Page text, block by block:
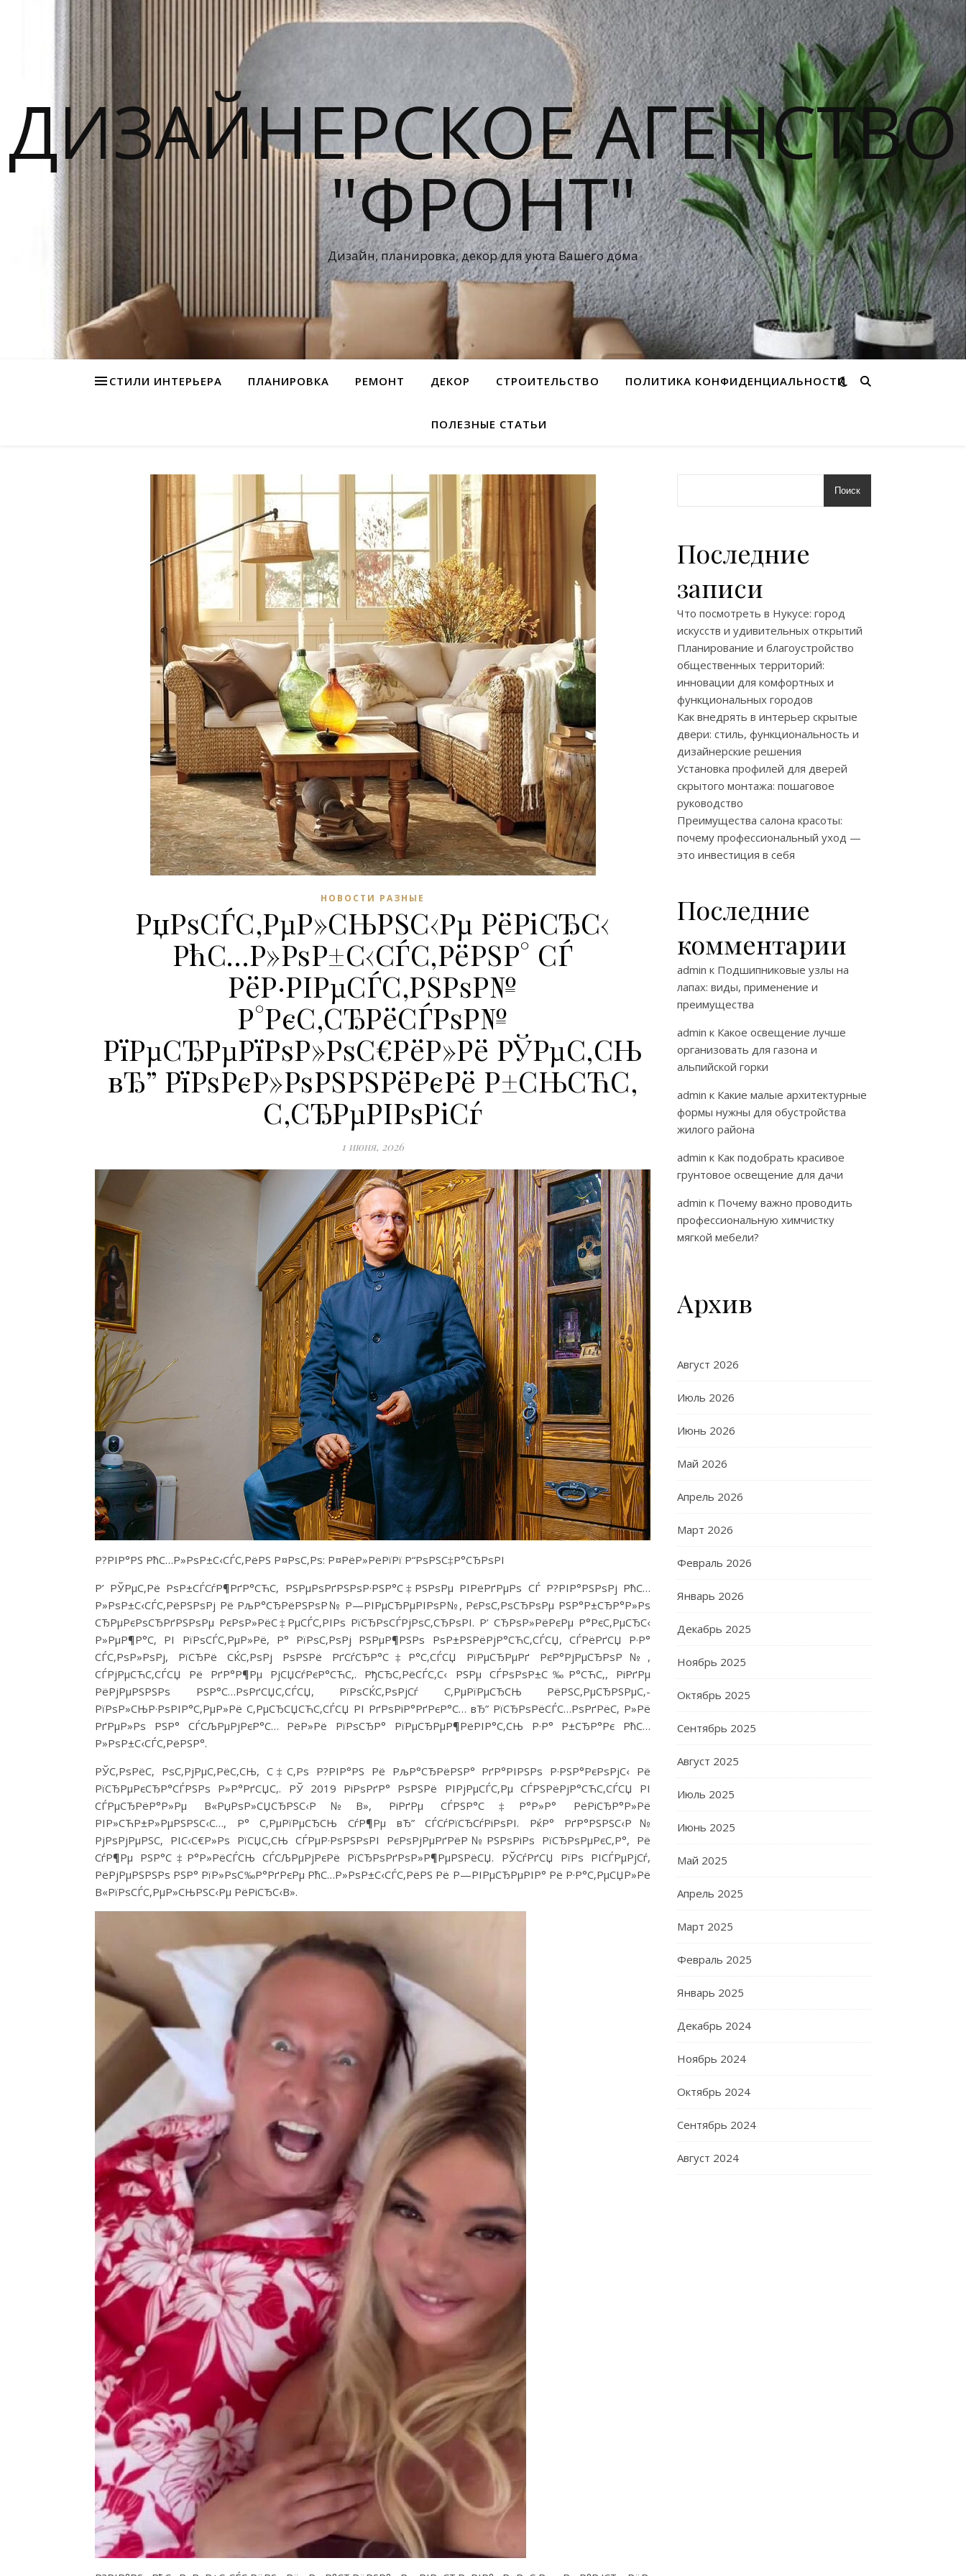
ДИЗАЙНЕРСКОЕ АГЕНСТВО
"ФРОНТ"
Дизайн, планировка, декор для уюта Вашего дома
СТИЛИ ИНТЕРЬЕРА ПЛАНИРОВКА РЕМОНТ ДЕКОР СТРОИТЕЛЬСТВО ПОЛИТИКА КОНФИДЕНЦИАЛЬНОСТИ
ПОЛЕЗНЫЕ СТАТЬИ
НОВОСТИ РАЗНЫЕ
РџРѕСЃС‚РµР»СЊРЅС‹Рµ РёРіСЂС‹
РћС…Р»РѕР±С‹СЃС‚РёРЅР° СЃ
РёР·РІРµСЃС‚РЅРѕР№
Р°РєС‚СЂРёСЃРѕР№
РїРµСЂРµРїРѕР»РѕС€РёР»Рё РЎРµС‚СЊ
вЂ” РїРѕРєР»РѕРЅРЅРёРєРё Р±СЊСЋС‚
С‚СЂРµРІРѕРіСѓ
1 июня, 2026
Р?РІР°РЅ РћС…Р»РѕР±С‹СЃС‚РёРЅ Р¤РѕС‚Рѕ: Р¤РёР»РёРїРї Р“РѕРЅС‡Р°СЂРѕРІ
Р’ РЎРµС‚Рё РѕР±СЃСѓР¶РґР°СЋС‚ РЅРµРѕРґРЅРѕР·РЅР°С‡РЅРѕРµ РІРёРґРµРѕ СЃ Р?РІР°РЅРѕРј РћС…
Р»РѕР±С‹СЃС‚РёРЅРѕРј Рё РљР°СЂРёРЅРѕР№ Р—РІРµСЂРµРІРѕР№, РєРѕС‚РѕСЂРѕРµ РЅР°Р±СЂР°Р»Рѕ
СЂРµРєРѕСЂРґРЅРѕРµ РєРѕР»РёС‡РµСЃС‚РІРѕ РїСЂРѕСЃРјРѕС‚СЂРѕРІ. Р’ СЂРѕР»РёРєРµ Р°РєС‚РµСЂС‹
Р»РµР¶Р°С‚ РІ РїРѕСЃС‚РµР»Рё, Р° РїРѕС‚РѕРј РЅРµР¶РЅРѕ РѕР±РЅРёРјР°СЋС‚СЃСЏ, СЃРёРґСЏ Р·Р°
СЃС‚РѕР»РѕРј, РїСЂРё СЌС‚РѕРј РѕРЅРё РґСѓСЂР°С‡Р°С‚СЃСЏ РїРµСЂРµРґ РєР°РјРµСЂРѕР№,
СЃРјРµСЋС‚СЃСЏ Рё РґР°Р¶Рµ РјСЏСѓРєР°СЋС‚. РђСЂС‚РёСЃС‚С‹ РЅРµ СЃРѕРѕР±С‰Р°СЋС‚, РіРґРµ
РёРјРµРЅРЅРѕ РЅР°С…РѕРґСЏС‚СЃСЏ, РїРѕСЌС‚РѕРјСѓ С‚РµРїРµСЂСЊ РёРЅС‚РµСЂРЅРµС‚-
РїРѕР»СЊР·РѕРІР°С‚РµР»Рё С‚РµСЂСЏСЋС‚СЃСЏ РІ РґРѕРіР°РґРєР°С… вЂ” РїСЂРѕРёСЃС…РѕРґРёС‚ Р»Рё
РґРµР»Рѕ РЅР° СЃСЉРµРјРєР°С… РёР»Рё РїРѕСЂР° РїРµСЂРµР¶РёРІР°С‚СЊ Р·Р° Р±СЂР°Рє РћС…
Р»РѕР±С‹СЃС‚РёРЅР°.
РЎС‚РѕРёС‚ РѕС‚РјРµС‚РёС‚СЊ, С‡С‚Рѕ Р?РІР°РЅ Рё РљР°СЂРёРЅР° РґР°РІРЅРѕ Р·РЅР°РєРѕРјС‹ Рё
РїСЂРµРєСЂР°СЃРЅРѕ Р»Р°РґСЏС‚. РЎ 2019 РіРѕРґР° РѕРЅРё РІРјРµСЃС‚Рµ СЃРЅРёРјР°СЋС‚СЃСЏ РІ
СЃРµСЂРёР°Р»Рµ В«РџРѕР»СЏСЂРЅС‹Р№В», РіРґРµ СЃРЅР°С‡Р°Р»Р° РёРіСЂР°Р»Рё
РІР»СЋР±Р»РµРЅРЅС‹С…, Р° С‚РµРїРµСЂСЊ СѓР¶Рµ вЂ” СЃСѓРїСЂСѓРіРѕРІ. РќР° РґР°РЅРЅС‹Р№
РјРѕРјРµРЅС‚ РІС‹С€Р»Рѕ РїСЏС‚СЊ СЃРµР·РѕРЅРѕРІ РєРѕРјРµРґРёР№РЅРѕРіРѕ РїСЂРѕРµРєС‚Р°, Рё
СѓР¶Рµ РЅР°С‡Р°Р»РёСЃСЊ СЃСЉРµРјРєРё РїСЂРѕРґРѕР»Р¶РµРЅРёСЏ. РЎСѓРґСЏ РїРѕ РІСЃРµРјСѓ,
РёРјРµРЅРЅРѕ РЅР° РїР»РѕС‰Р°РґРєРµ РћС…Р»РѕР±С‹СЃС‚РёРЅ Рё Р—РІРµСЂРµРІР° Рё Р·Р°С‚РµСЏР»Рё
В«РїРѕСЃС‚РµР»СЊРЅС‹Рµ РёРіСЂС‹В».
Поиск
Последние
записи
Что посмотреть в Нукусе: город
искусств и удивительных открытий
Планирование и благоустройство
общественных территорий:
инновации для комфортных и
функциональных городов
Как внедрять в интерьер скрытые
двери: стиль, функциональность и
дизайнерские решения
Установка профилей для дверей
скрытого монтажа: пошаговое
руководство
Преимущества салона красоты:
почему профессиональный уход —
это инвестиция в себя
Последние
комментарии
admin к Подшипниковые узлы на
лапах: виды, применение и
преимущества
admin к Какое освещение лучше
организовать для газона и
альпийской горки
admin к Какие малые архитектурные
формы нужны для обустройства
жилого района
admin к Как подобрать красивое
грунтовое освещение для дачи
admin к Почему важно проводить
профессиональную химчистку
мягкой мебели?
Архив
Август 2026
Июль 2026
Июнь 2026
Май 2026
Апрель 2026
Март 2026
Февраль 2026
Январь 2026
Декабрь 2025
Ноябрь 2025
Октябрь 2025
Сентябрь 2025
Август 2025
Июль 2025
Июнь 2025
Май 2025
Апрель 2025
Март 2025
Февраль 2025
Январь 2025
Декабрь 2024
Ноябрь 2024
Октябрь 2024
Сентябрь 2024
Август 2024